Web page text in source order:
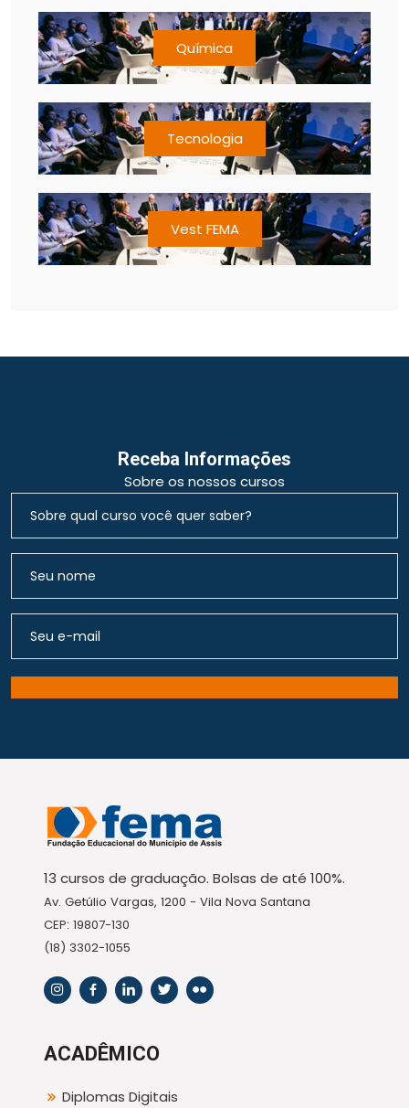
Química
Tecnologia
Vest FEMA
Receba Informações
Sobre os nossos cursos
13 cursos de graduação. Bolsas de até 100%.
Av. Getúlio Vargas, 1200 - Vila Nova Santana
CEP: 19807-130
(18) 3302-1055
ACADÊMICO
Diplomas Digitais